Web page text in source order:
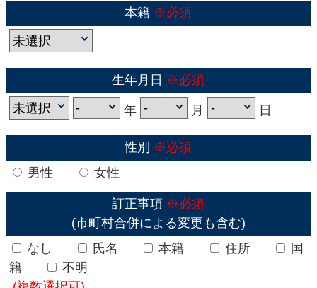
本籍 ※必須
生年月日 ※必須
年 月 日
性別 ※必須
男性
女性
訂正事項 ※必須
(市町村合併による変更も含む)
なし
氏名 本籍 住所
国
籍
不明